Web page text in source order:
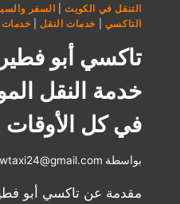
التنقل في الكويت| السفر
التاكسي
خدمات النقل خدمات
تاكسي أبو
خدمة النقل
في كل الأوقات
بواسطة
مقدمة عن تاكسي أبو